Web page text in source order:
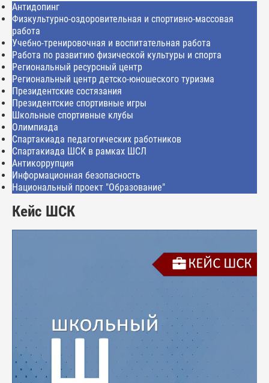
Антидопинг
Физкультурно-оздоровительная и спортивно-массовая
работа
Учебно-тренировочная и воспитательная работа
Работа по развитию физической культуры и спорта
Региональный ресурсный центр
Региональный центр детско-юношеского туризма
Президентские состязания
Президентские спортивные игры
Школьные спортивные клубы
Олимпиада
Спартакиада педагогических работников
Спартакиада ШСК в рамках ШСЛ
Антикоррупция
Информационная безопасность
Национальный проект "Образование"
Кейс ШСК